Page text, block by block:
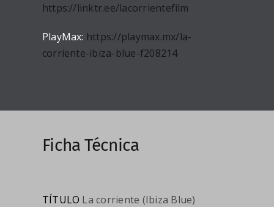
https://linktr.ee/lacorrientefilm
PlayMax: https://playmax.mx/la-
corriente-ibiza-blue-f208214
Ficha Técnica
TÍTULO La corriente (Ibiza Blue)